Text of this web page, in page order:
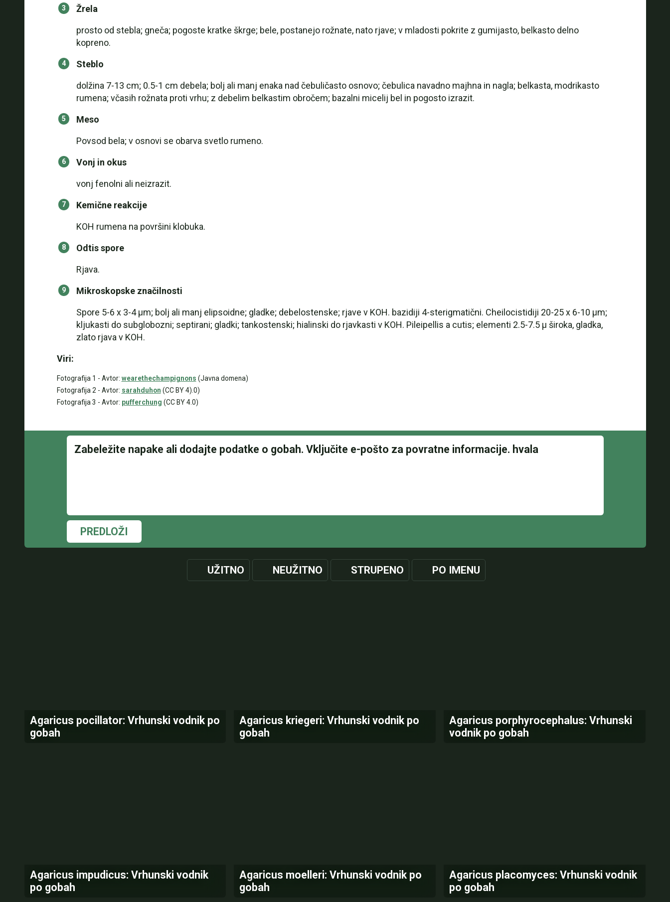
Žrela
prosto od stebla; gneča; pogoste kratke škrge; bele, postanejo rožnate, nato rjave; v mladosti pokrite z gumijasto, belkasto delno
kopreno.
Steblo
dolžina 7-13 cm; 0.5-1 cm debela; bolj ali manj enaka nad čebuličasto osnovo; čebulica navadno majhna in nagla; belkasta, modrikasto
rumena; včasih rožnata proti vrhu; z debelim belkastim obročem; bazalni micelij bel in pogosto izrazit.
Meso
Povsod bela; v osnovi se obarva svetlo rumeno.
Vonj in okus
vonj fenolni ali neizrazit.
Kemične reakcije
KOH rumena na površini klobuka.
Odtis spore
Rjava.
Mikroskopske značilnosti
Spore 5-6 x 3-4 µm; bolj ali manj elipsoidne; gladke; debelostenske; rjave v KOH. bazidiji 4-sterigmatični. Cheilocistidiji 20-25 x 6-10 µm;
kljukasti do subglobozni; septirani; gladki; tankostenski; hialinski do rjavkasti v KOH. Pileipellis a cutis; elementi 2.5-7.5 µ široka, gladka,
zlato rjava v KOH.
Viri:
Fotografija 1 - Avtor: wearethechampignons (Javna domena)
Fotografija 2 - Avtor: sarahduhon (CC BY 4).0)
Fotografija 3 - Avtor: pufferchung (CC BY 4.0)
PREDLOŽI
UŽITNO NEUŽITNO STRUPENO PO IMENU
Agaricus pocillator: Vrhunski vodnik po
gobah
Agaricus kriegeri: Vrhunski vodnik po
gobah
Agaricus porphyrocephalus: Vrhunski
vodnik po gobah
Agaricus impudicus: Vrhunski vodnik
po gobah
Agaricus moelleri: Vrhunski vodnik po
gobah
Agaricus placomyces: Vrhunski vodnik
po gobah